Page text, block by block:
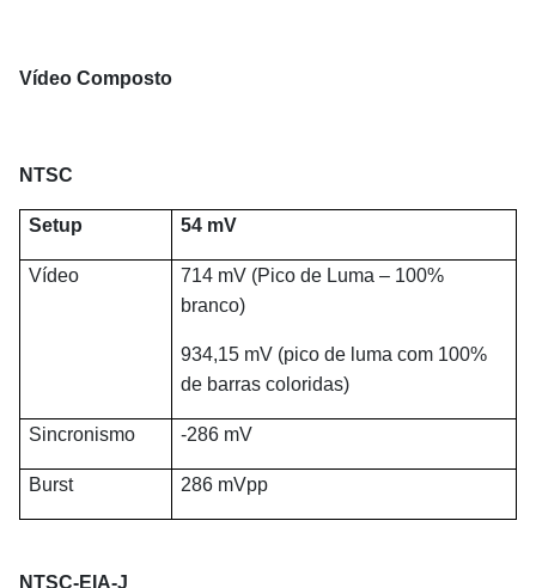
Vídeo Composto
NTSC
Setup 54 mV
Vídeo
714 mV (Pico de Luma – 100%
branco)
934,15 mV (pico de luma com 100%
de barras coloridas)
Sincronismo -286 mV
Burst 286 mVpp
NTSC-EIA-J